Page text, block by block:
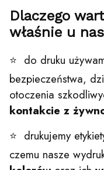
Dlaczego
właśnie u
⭐ do druku
bezpieczeństwa,
otoczenia
kontakcie z
⭐ drukujemy
czemu nasze